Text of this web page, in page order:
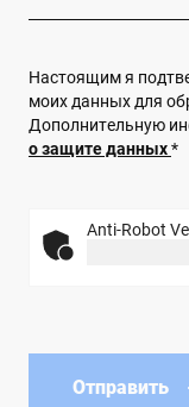
Настоящим я
моих данных для
Дополнительную
о защите данных*
Anti-Robot
Отправить